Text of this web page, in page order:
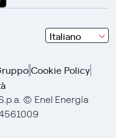
Italiano
seleziona
una
con
frecce
Cookie Policy
© Enel Energia